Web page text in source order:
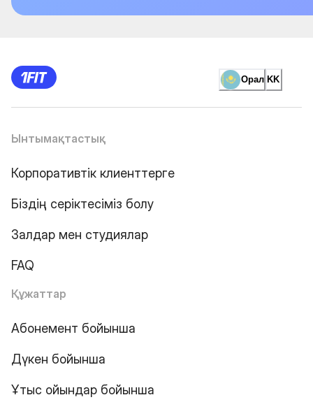
Орал KK
Ынтымақтастық
Корпоративтік клиенттерге
Біздің серіктесіміз болу
Залдар мен студиялар
FAQ
Құжаттар
Абонемент бойынша
Дүкен бойынша
Ұтыс ойындар бойынша